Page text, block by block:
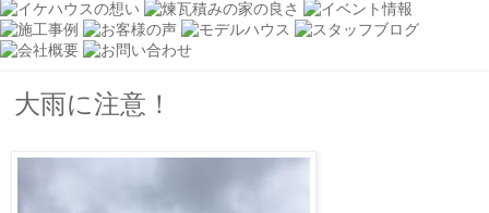
大雨に注意！